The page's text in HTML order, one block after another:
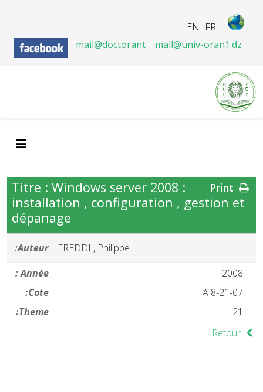
FR
EN
mail@doctorant
mail@univ-oran1.dz
Titre : Windows server 2008 :
installation , configuration , gestion et
dépanage
Auteur:
FREDDI , Philippe
Année :
2008
Cote:
21-07-A 8
Theme:
21
Retour